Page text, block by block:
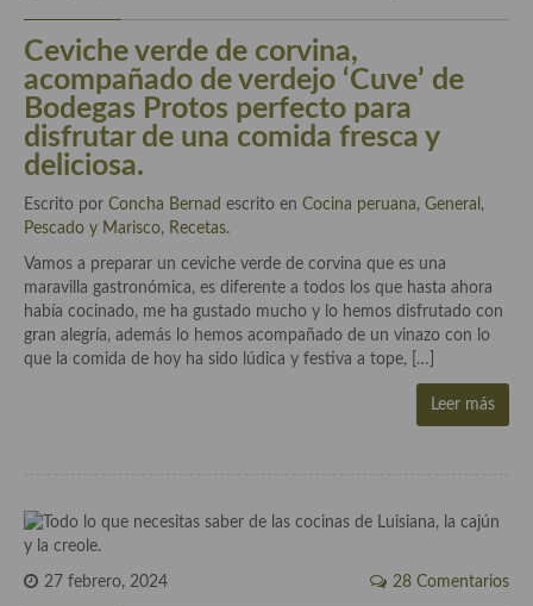
Cocina de Hawái
Cocina de Madagascar
Cocina Africana
Cocina Sudafrinaca
Cocina Sefardí
Cocina Yoshoku
Cocina Andaluza
Cocina Aragonesa
Ceviche verde de corvina,
acompañado de verdejo ‘Cuve’ de
Bodegas Protos perfecto para
disfrutar de una comida fresca y
deliciosa.
Escrito por Concha Bernad escrito en Cocina peruana, General ,
Pescado y Marisco, Recetas.
Vamos a preparar un ceviche verde de corvina que es una
maravilla gastronómica, es diferente a todos los que hasta ahora
había cocinado, me ha gustado mucho y lo hemos disfrutado con
gran alegría, además lo hemos acompañado de un vinazo con lo
que la comida de hoy ha sido lúdica y festiva a tope, […]
Leer más
27 febrero, 2024 28 Comentarios